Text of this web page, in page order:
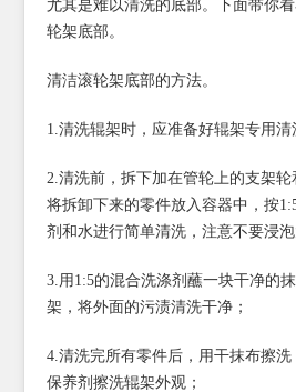
尤其是难以清洗的底部。下面带你
轮架底部。
清洁滚轮架底部的方法。
1.清洗辊架时，应准备好辊架专用清
2.清洗前，拆下加在管轮上的支架轮
将拆卸下来的零件放入容器中，按
剂和水进行简单清洗，注意不要浸泡
3.用1:5的混合洗涤剂蘸一块干净的
架，将外面的污渍清洗干净；
4.清洗完所有零件后，用干抹布擦
保养剂擦洗辊架外观；